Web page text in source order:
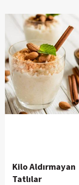
Kilo Aldırmayan
Tatlılar